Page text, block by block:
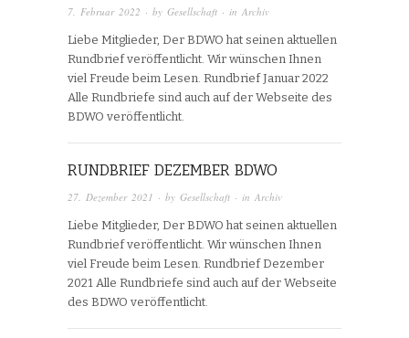
7. Februar 2022 · by Gesellschaft · in Archiv
Liebe Mitglieder, Der BDWO hat seinen aktuellen
Rundbrief veröffentlicht. Wir wünschen Ihnen
viel Freude beim Lesen. Rundbrief Januar 2022
Alle Rundbriefe sind auch auf der Webseite des
BDWO veröffentlicht.
RUNDBRIEF DEZEMBER BDWO
27. Dezember 2021 · by Gesellschaft · in Archiv
Liebe Mitglieder, Der BDWO hat seinen aktuellen
Rundbrief veröffentlicht. Wir wünschen Ihnen
viel Freude beim Lesen. Rundbrief Dezember
2021 Alle Rundbriefe sind auch auf der Webseite
des BDWO veröffentlicht.